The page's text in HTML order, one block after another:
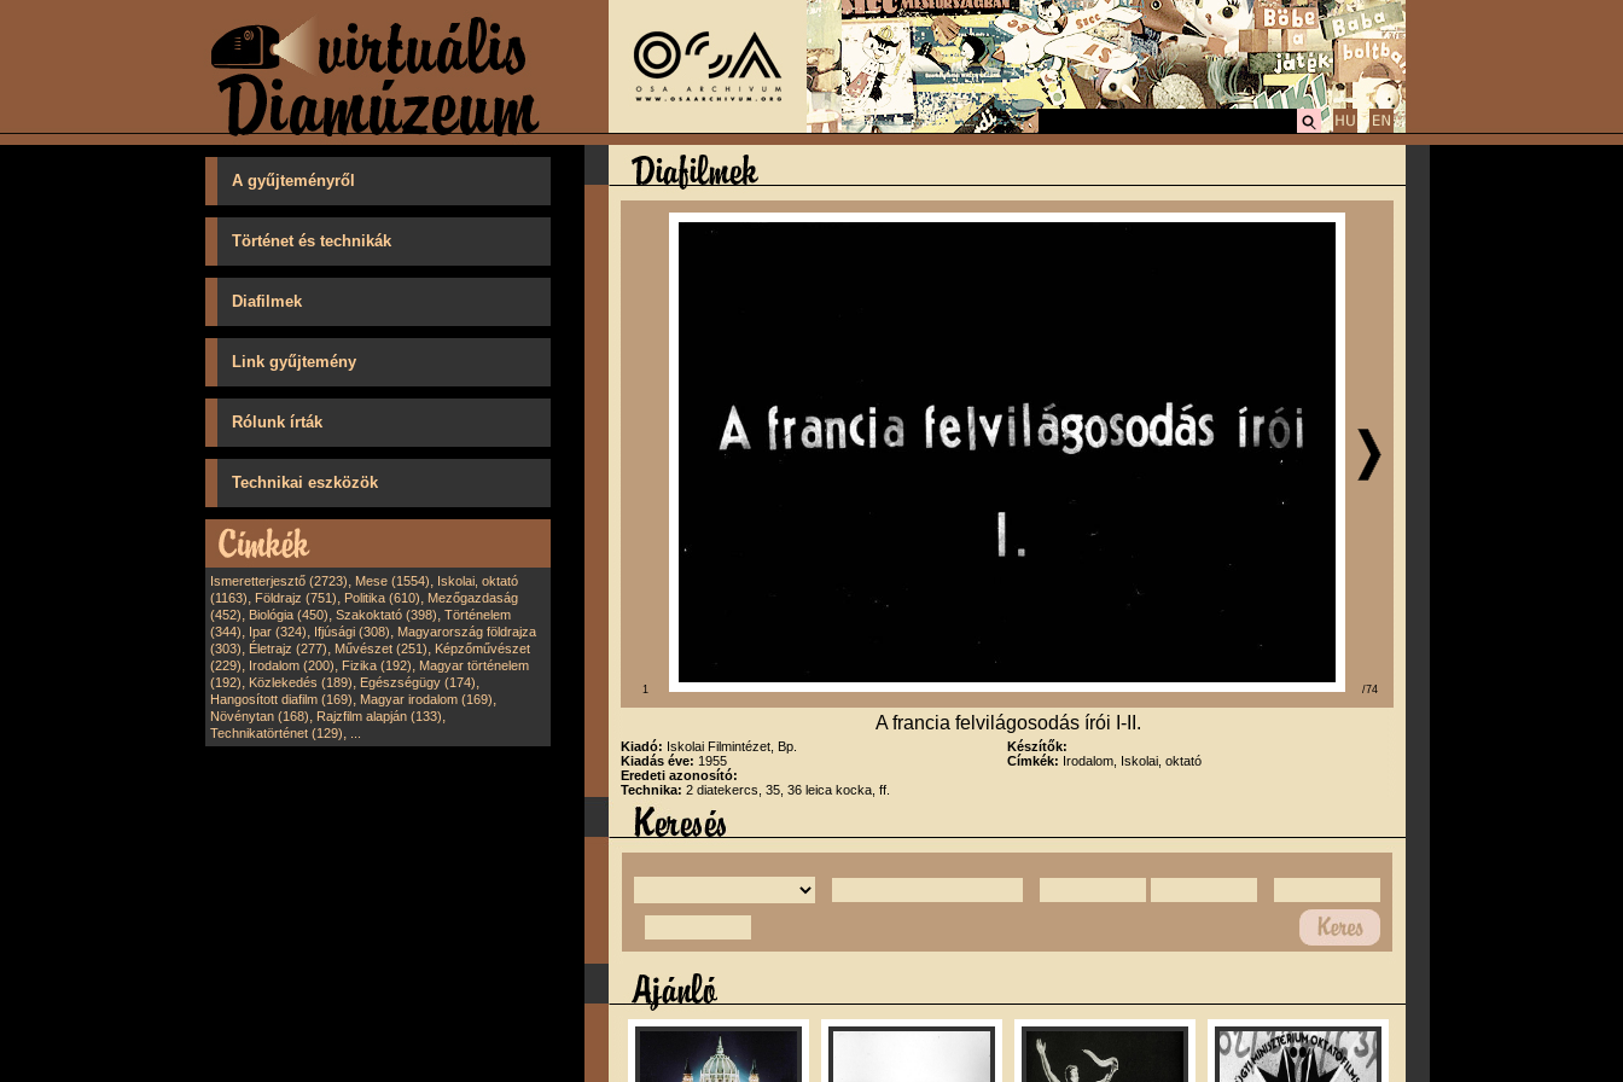
A gyűjteményről
Történet és technikák
Diafilmek
Link gyűjtemény
Rólunk írták
Technikai eszközök
Ismeretterjesztő (2723), Mese (1554), Iskolai, oktató
(1163), Földrajz (751), Politika (610), Mezőgazdaság
(452), Biológia (450), Szakoktató (398), Történelem
(344), Ipar (324), Ifjúsági (308), Magyarország földrajza
(303), Életrajz (277), Művészet (251), Képzőművészet
(229), Irodalom (200), Fizika (192), Magyar történelem
(192), Közlekedés (189), Egészségügy (174),
Hangosított diafilm (169), Magyar irodalom (169),
Növénytan (168), Rajzfilm alapján (133),
Technikatörténet (129),
1 /74
A francia felvilágosodás írói I-II.
Kiadó: Iskolai Filmintézet, Bp.
Kiadás éve: 1955
Eredeti azonosító:
Technika: 2 diatekercs, 35, 36 leica kocka, ff.
Készítők:
Címkék: Irodalom, Iskolai, oktató